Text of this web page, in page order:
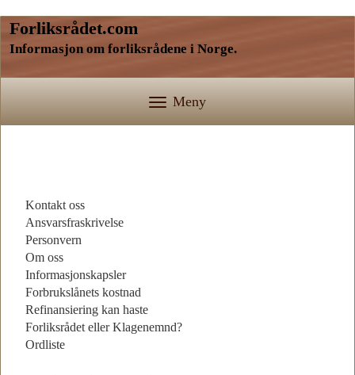
Informasjon om forliksrådene i Norge.
Forliksrådet.com
Meny
Kontakt oss
Ansvarsfraskrivelse
Personvern
Om oss
Informasjonskapsler
Forbrukslånets kostnad
Refinansiering kan haste
Forliksrådet eller Klagenemnd?
Ordliste